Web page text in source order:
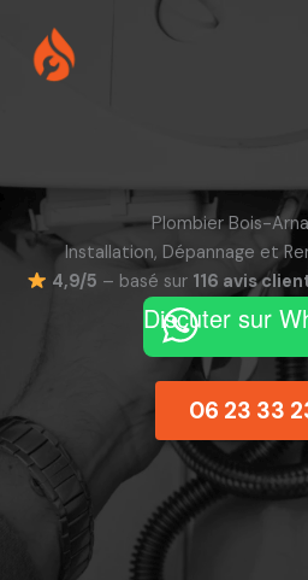
contenu
Plombier Bois-
Installation, Dépannage et
4,9/5 – basé sur 116 avis
Discuter sur
06 23 33